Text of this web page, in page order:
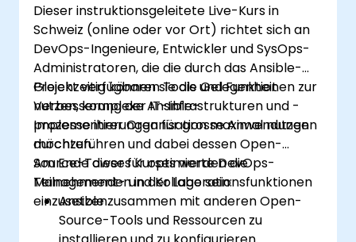
Prozesse zu standardisieren und
Konfigurationsabweichungen in komplexen
Serverumgebungen wirksam zu vermeiden.
Dieser instruktionsgeleitete Live-Kurs in
Schweiz (online oder vor Ort) richtet sich an
DevOps-Ingenieure, Entwickler und SysOps-
Administratoren, die die durch das Ansible-
Projekt verfügbaren Tools und Funktionen zur
Verbesserung der IT-Infrastrukturen und -
prozesse ihrer Organisation maximal nutzen
möchten.
Gleichzeitig können sie die Gelegenheit
nutzen, komplexe Ansible-
Implementierungen für grosse Anwendungen
durchzuführen und dabei dessen Open-
Source-Tower für optimierte DevOps-
Management- und Kollaborationsfunktionen
einzusetzen.
Am Ende dieses Kurses werden die
Teilnehmenden in der Lage sein:
Ansible zusammen mit anderen Open-
Source-Tools und Ressourcen zu